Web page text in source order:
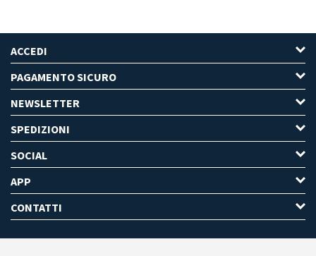
ACCEDI
PAGAMENTO SICURO
NEWSLETTER
SPEDIZIONI
SOCIAL
APP
CONTATTI